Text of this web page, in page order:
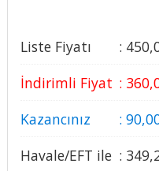
Liste Fiyatı : 450
İndirimli Fiyat : 360
Kazancınız
: 90
Havale/EFT ile : 349